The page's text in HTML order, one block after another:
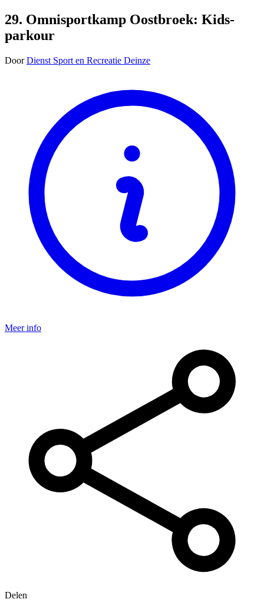
29. Omnisportkamp Oostbroek: Kids-
parkour
Door Dienst Sport en Recreatie Deinze
Meer info
Delen